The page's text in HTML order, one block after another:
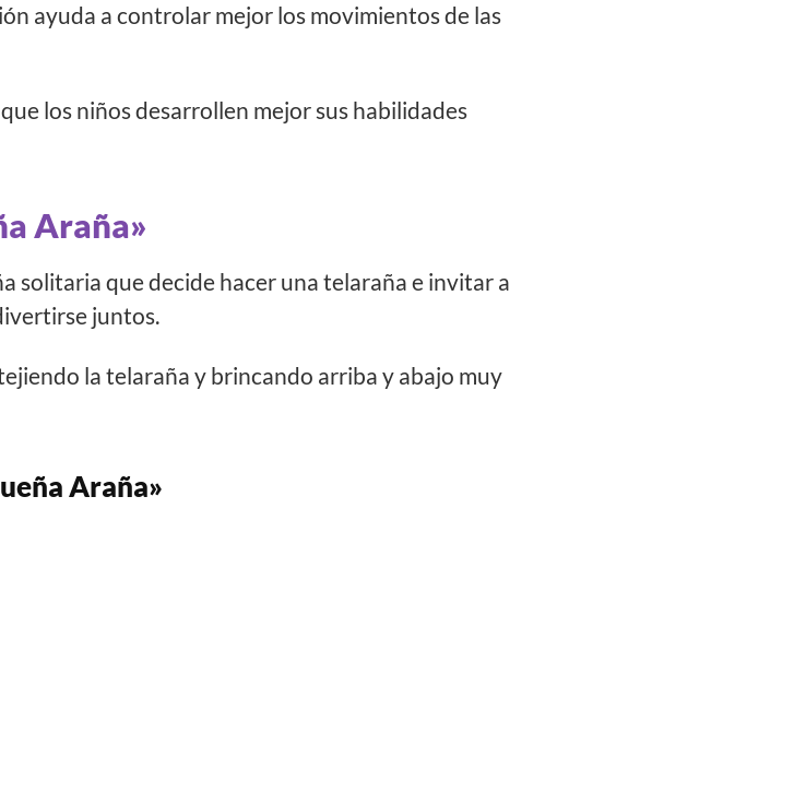
ayuda a controlar mejor los movimientos de las
los niños desarrollen mejor sus habilidades
Araña»
solitaria que decide hacer una telaraña e invitar a
juntos.
la telaraña y brincando arriba y abajo muy
Araña»